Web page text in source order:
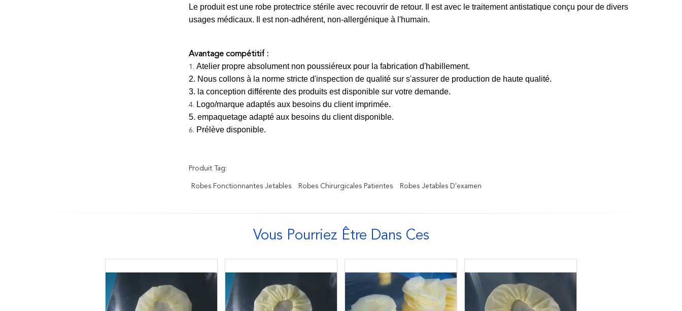
Le produit est une robe protectrice stérile avec recouvrir de retour. Il est avec le traitement antistatique conçu pour de divers
usages médicaux. Il est non-adhérent, non-allergénique à l'humain.
Avantage compétitif :
1. Atelier propre absolument non poussiéreux pour la fabrication d'habillement.
2. Nous collons à la norme stricte d'inspection de qualité sur s'assurer de production de haute qualité.
3. la conception différente des produits est disponible sur votre demande.
4. Logo/marque adaptés aux besoins du client imprimée.
5. empaquetage adapté aux besoins du client disponible.
6. Prélève disponible.
Produit Tag:
Robes Fonctionnantes Jetables Robes Chirurgicales Patientes Robes Jetables D'examen
Vous Pourriez Être Dans Ces